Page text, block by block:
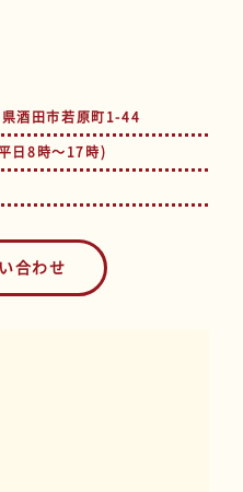
酒田市若原町1-44
日8時～17時)
合わせ